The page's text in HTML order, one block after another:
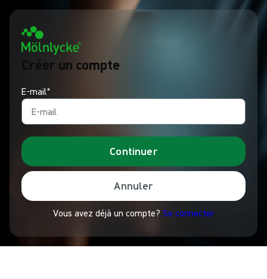
Créer un compte
E-mail*
Continuer
Annuler
Vous avez déjà un compte? Se connecter